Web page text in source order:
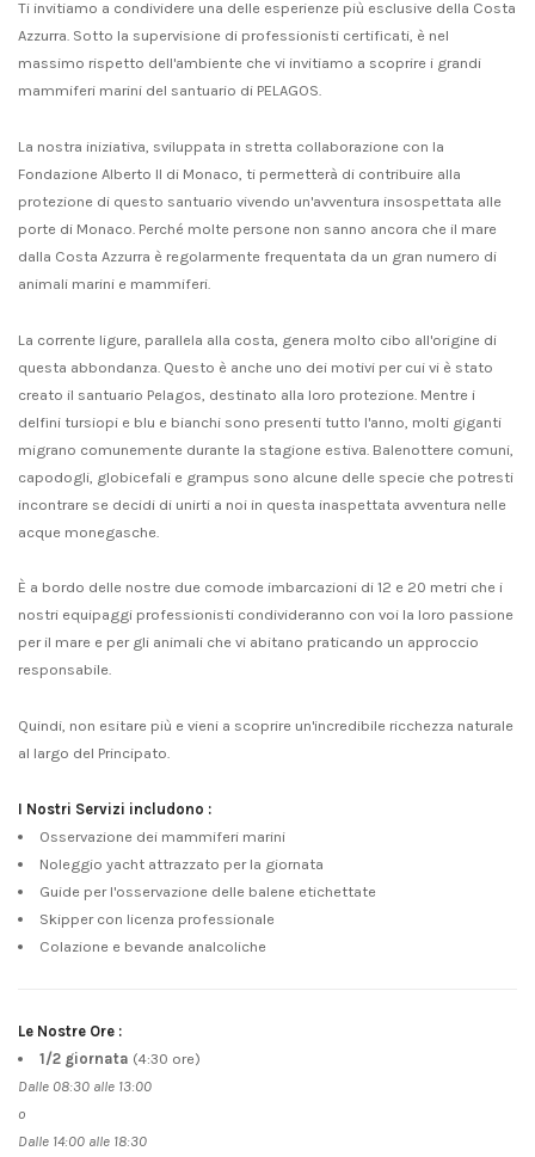
Ti invitiamo a condividere una delle esperienze più esclusive della Costa
Azzurra. Sotto la supervisione di professionisti certificati, è nel
massimo rispetto dell'ambiente che vi invitiamo a scoprire i grandi
mammiferi marini del santuario di PELAGOS.
La nostra iniziativa, sviluppata in stretta collaborazione con la
Fondazione Alberto II di Monaco, ti permetterà di contribuire alla
protezione di questo santuario vivendo un'avventura insospettata alle
porte di Monaco. Perché molte persone non sanno ancora che il mare
dalla Costa Azzurra è regolarmente frequentata da un gran numero di
animali marini e mammiferi.
La corrente ligure, parallela alla costa, genera molto cibo all'origine di
questa abbondanza. Questo è anche uno dei motivi per cui vi è stato
creato il santuario Pelagos, destinato alla loro protezione. Mentre i
delfini tursiopi e blu e bianchi sono presenti tutto l'anno, molti giganti
migrano comunemente durante la stagione estiva. Balenottere comuni,
capodogli, globicefali e grampus sono alcune delle specie che potresti
incontrare se decidi di unirti a noi in questa inaspettata avventura nelle
acque monegasche.
È a bordo delle nostre due comode imbarcazioni di 12 e 20 metri che i
nostri equipaggi professionisti condivideranno con voi la loro passione
per il mare e per gli animali che vi abitano praticando un approccio
responsabile.
Quindi, non esitare più e vieni a scoprire un'incredibile ricchezza naturale
al largo del Principato.
I Nostri Servizi includono :
Osservazione dei mammiferi marini
Noleggio yacht attrazzato per la giornata
Guide per l'osservazione delle balene etichettate
Skipper con licenza professionale
Colazione e bevande analcoliche
Le Nostre Ore :
1/2 giornata (4:30 ore)
Dalle 08:30 alle 13:00
o
Dalle 14:00 alle 18:30